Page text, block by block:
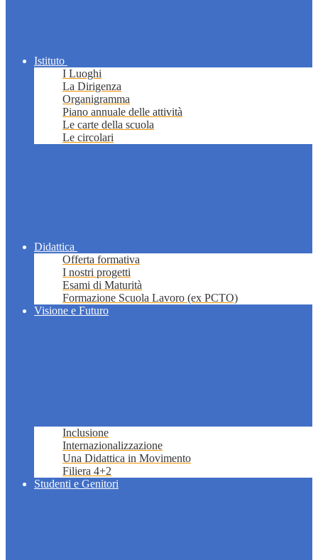
Istituto
I Luoghi
La Dirigenza
Organigramma
Piano annuale delle attività
Le carte della scuola
Le circolari
Didattica
Offerta formativa
I nostri progetti
Esami di Maturità
Formazione Scuola Lavoro (ex PCTO)
Visione e Futuro
Inclusione
Internazionalizzazione
Una Didattica in Movimento
Filiera 4+2
Studenti e Genitori